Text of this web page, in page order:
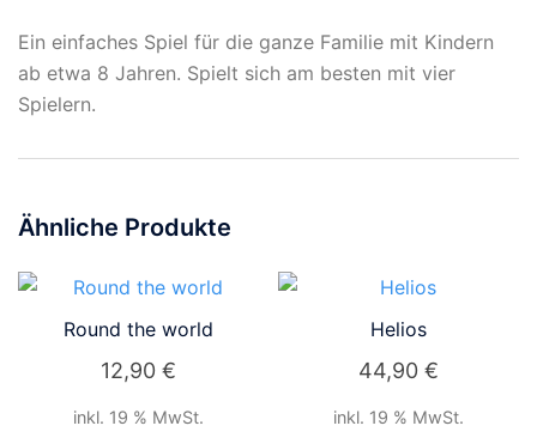
Ein einfaches Spiel für die ganze Familie mit Kindern
ab etwa 8 Jahren. Spielt sich am besten mit vier
Spielern.
Ähnliche Produkte
Round the world
12,90 €
inkl. 19 % MwSt.
Helios
44,90€
inkl. 19 % MwSt.